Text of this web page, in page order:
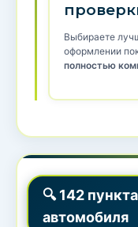
Выбираете
оформлении
полностью
🔍 142
автомобиля